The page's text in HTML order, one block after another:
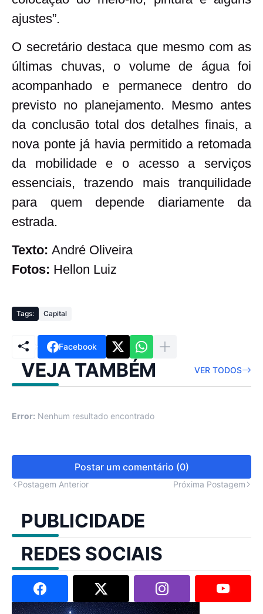
ajustes”.
O secretário destaca que mesmo com as
últimas chuvas, o volume de água foi
acompanhado e permanece dentro do
previsto no planejamento. Mesmo antes
da conclusão total dos detalhes finais, a
nova ponte já havia permitido a retomada
da mobilidade e o acesso a serviços
essenciais, trazendo mais tranquilidade
para quem depende diariamente da
estrada.
Texto: André Oliveira
Fotos: Hellon Luiz
Tags: Capital
Facebook
VEJA TAMBÉM VER TODOS
Error: Nenhum resultado encontrado
Postar um comentário (0)
Postagem Anterior Próxima Postagem
PUBLICIDADE
REDES SOCIAIS